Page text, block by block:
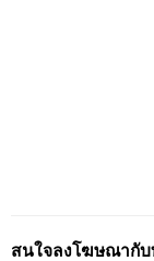
สนใจลงโฆษณากับ